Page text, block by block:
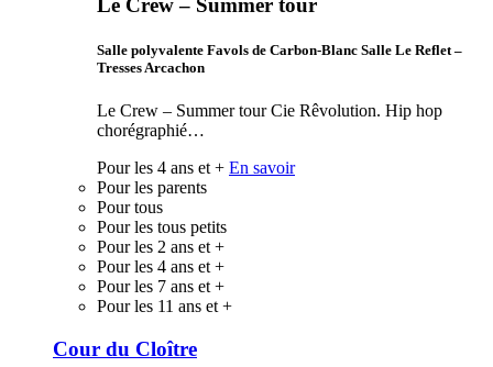
Salle polyvalente Favols de Carbon-Blanc Salle Le Reflet –
Tresses Arcachon
Le Crew – Summer tour Cie Rêvolution. Hip hop
chorégraphié…
Pour les 4 ans et + En savoir
Pour les parents
Pour tous
Pour les tous petits
Pour les 2 ans et +
Pour les 4 ans et +
Pour les 7 ans et +
Pour les 11 ans et +
Cour du Cloître